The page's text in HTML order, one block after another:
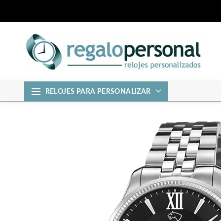
RELOJES PARA PERSONALIZAR